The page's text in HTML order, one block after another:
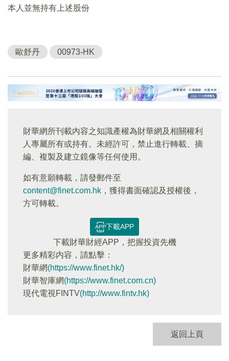
本人並無持有上述股份
歐舒丹 00973-HK
財華網所刊載內容之知識產權為財華網及相關權利
人專屬所有或持有。未經許可，禁止進行轉載、摘
編、複製及建立鏡像等任何使用。
如有意願轉載，請發郵件至
content@finet.com.hk ，獲得書面確認及授權後，
方可轉載。
下載APP
下載財華財經APP，把握投資先機
更多精彩内容，請點擊：
財華網(https://www.finet.hk/)
財華智庫網(https://www.finet.com.cn)
現代電視FINTV(http://www.fintv.hk)
返回上頁